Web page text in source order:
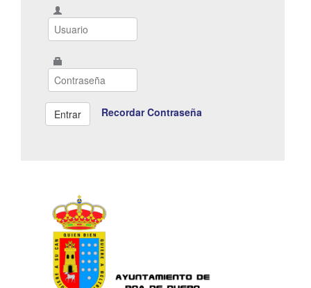
Recordar Contraseña